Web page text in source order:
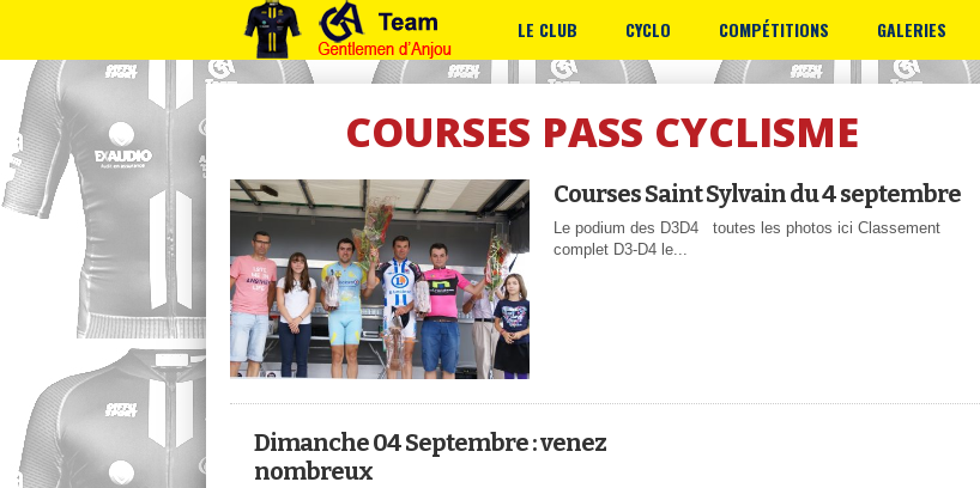
LE CLUB CYCLO COMPÉTITIONS GALERIES
COURSES PASS CYCLISME
Courses Saint Sylvain du 4 septembre
Le podium des D3D4 toutes les photos ici Classement
complet D3-D4 le...
Dimanche 04 Septembre : venez
nombreux